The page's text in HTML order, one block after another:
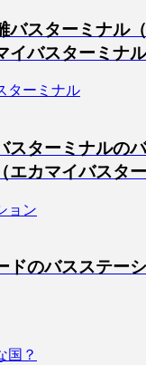
バスターミナル
イバスターミナ
スターミナルの
エカマイバスタ
ドのバスステー
国？